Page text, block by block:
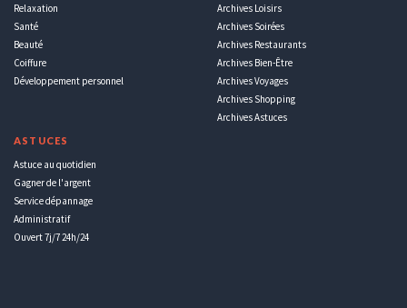
Relaxation
Santé
Beauté
Coiffure
Développement personnel
ASTUCES
Astuce au quotidien
Gagner de l'argent
Service dépannage
Administratif
Ouvert 7j/7 24h/24
Archives Loisirs
Archives Soirées
Archives Restaurants
Archives Bien-Être
Archives Voyages
Archives Shopping
Archives Astuces